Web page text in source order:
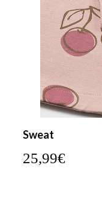
Sweat "athletics"
27,99€